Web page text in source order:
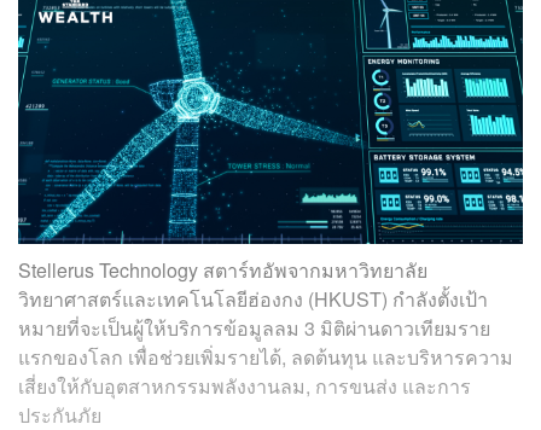
Stellerus Technology สตาร์ทอัพจากมหาวิทยาลัย
วิทยาศาสตร์และเทคโนโลยีฮ่องกง (HKUST) กำลังตั้งเป้า
หมายที่จะเป็นผู้ให้บริการข้อมูลลม 3 มิติผ่านดาวเทียมราย
แรกของโลก เพื่อช่วยเพิ่มรายได้, ลดต้นทุน และบริหารความ
เสี่ยงให้กับอุตสาหกรรมพลังงานลม, การขนส่ง และการ
ประกันภัย